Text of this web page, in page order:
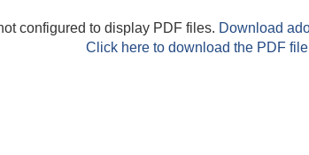
configured to display PDF files. Download
Click here to download the PDF